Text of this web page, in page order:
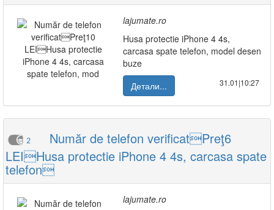
lajumate.ro
Husa protectie iPhone 4 4s,
carcasa spate telefon, model desen
buze
Детали...
31.01|10:27
2
Număr de telefon verificatPreţ6
LEIHusa protectie iPhone 4 4s, carcasa spate
telefon
lajumate.ro